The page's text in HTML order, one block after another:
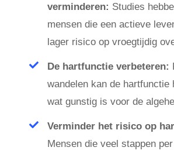
verminderen: Studies
mensen die een actieve
lager risico op vroegtijdig
De hartfunctie verbeteren:
wandelen kan de hartfunctie
wat gunstig is voor de
Verminder het risico op
Mensen die veel stappen